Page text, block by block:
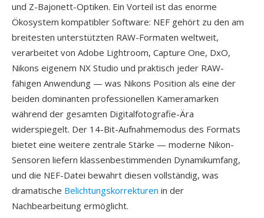
und Z-Bajonett-Optiken. Ein Vorteil ist das enorme
Ökosystem kompatibler Software: NEF gehört zu den am
breitesten unterstützten RAW-Formaten weltweit,
verarbeitet von Adobe Lightroom, Capture One, DxO,
Nikons eigenem NX Studio und praktisch jeder RAW-
fähigen Anwendung — was Nikons Position als eine der
beiden dominanten professionellen Kameramarken
während der gesamten Digitalfotografie-Ära
widerspiegelt. Der 14-Bit-Aufnahmemodus des Formats
bietet eine weitere zentrale Stärke — moderne Nikon-
Sensoren liefern klassenbestimmenden Dynamikumfang,
und die NEF-Datei bewahrt diesen vollständig, was
dramatische Belichtungskorrekturen in der
Nachbearbeitung ermöglicht.